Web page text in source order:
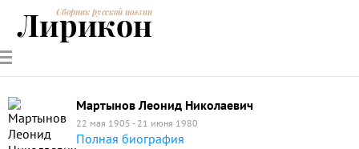
РУССКИЕ
ПОЭТЫ
СОВРЕМЕННИКИЭНЦИКЛОПЕДИЯ
ПОЭЗИИ
Сборник русской поэзии
Лирикон
Мартынов Леонид Николаевич
22 мая 1905 - 21 июня 1980
Полная биография